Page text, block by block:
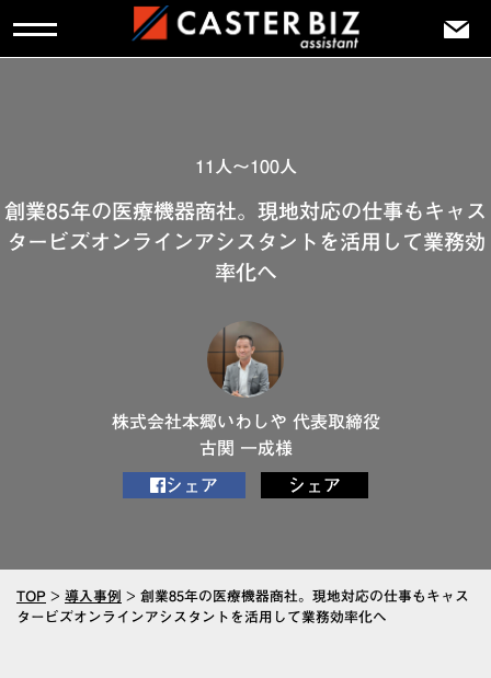
11人～100人
創業85年の医療機器商社。現地対応の仕事もキャス
タービズオンラインアシスタントを活用して業務効
率化へ
株式会社本郷いわしや 代表取締役
古関 一成様
シェア シェア
TOP > 導入事例 > 創業85年の医療機器商社。現地対応の仕事もキャス
タービズオンラインアシスタントを活用して業務効率化へ